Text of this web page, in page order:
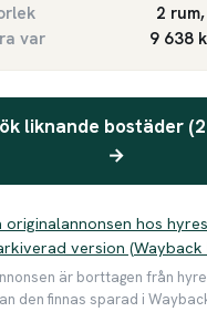
2
var
9 638
liknande bostäder
→
originalannonsen hos
version (Wayback
är borttagen från
den finnas sparad i